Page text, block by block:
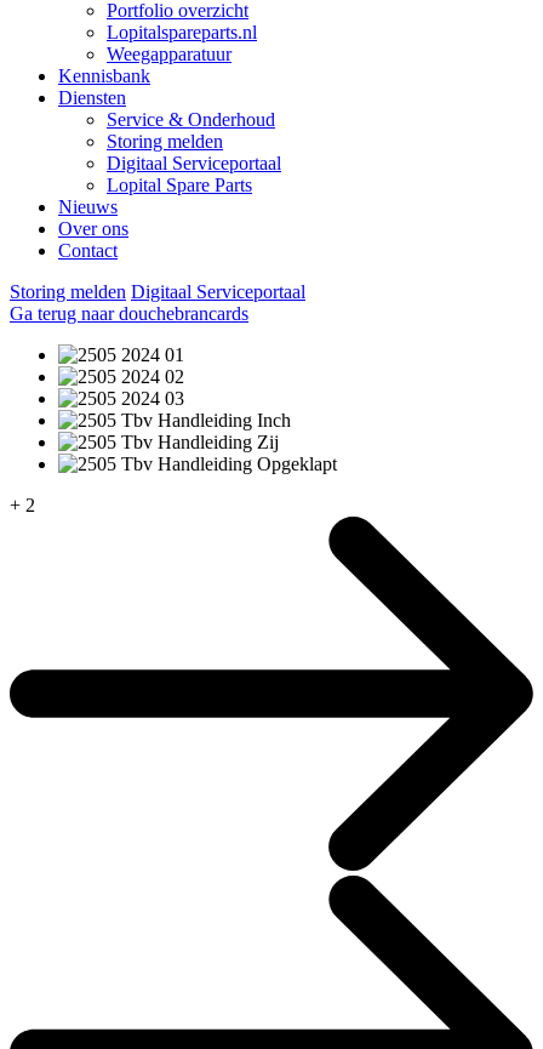
Portfolio overzicht
Lopitalspareparts.nl
Weegapparatuur
Kennisbank
Diensten
Service & Onderhoud
Storing melden
Digitaal Serviceportaal
Lopital Spare Parts
Nieuws
Over ons
Contact
Storing melden Digitaal Serviceportaal
Ga terug naar douchebrancards
+ 2